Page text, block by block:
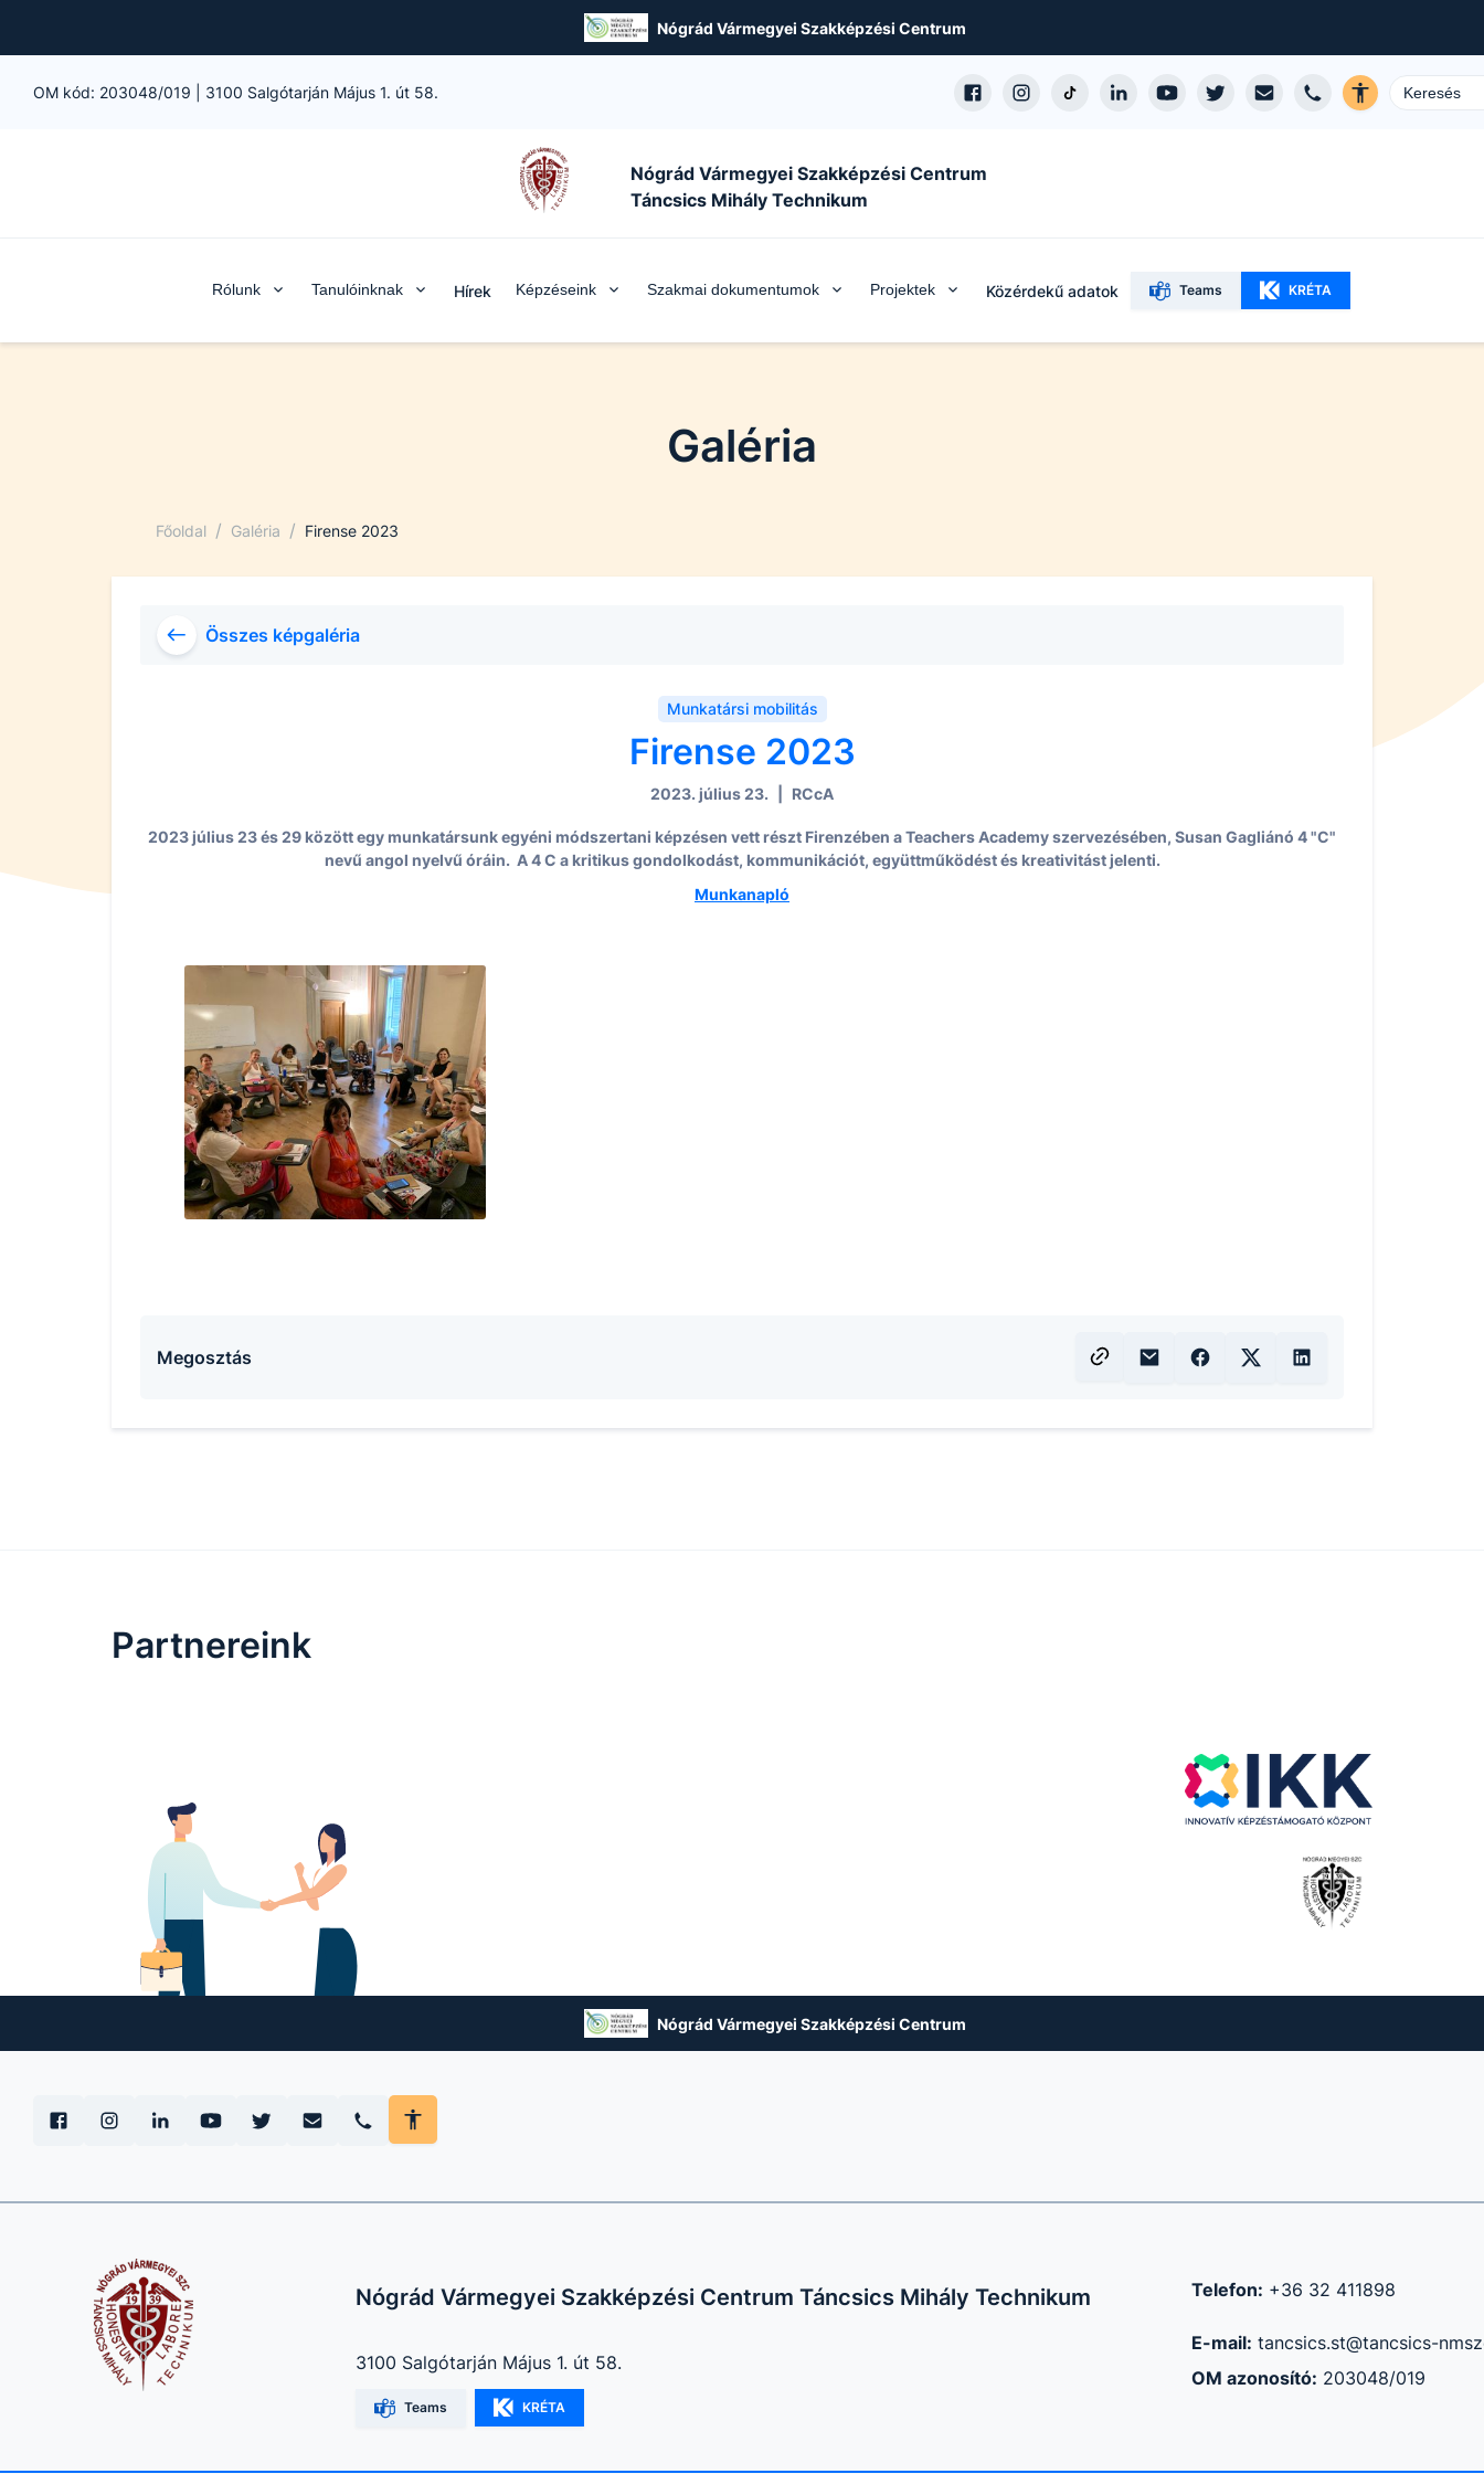
Nógrád Vármegyei Szakképzési Centrum
OM kód: 203048/019 3100 Salgótarján Május 1. út 58.
Nógrád Vármegyei Szakképzési Centrum
Táncsics Mihály Technikum
Rólunk Tanulóinknak Hírek Képzéseink Szakmai dokumentumok Projektek Közérdekű adatok Teams KRÉTA
Galéria
Főoldal / Galéria / Firense 2023
Összes képgaléria
Munkatársi mobilitás
Firense 2023
2023. július 23. RCcA
2023 július 23 és 29 között egy munkatársunk egyéni módszertani képzésen vett részt Firenzében a Teachers Academy szervezésében, Susan Gagliánó 4 "C"
nevű angol nyelvű óráin. A 4 C a kritikus gondolkodást, kommunikációt, együttműködést és kreativitást jelenti.
Munkanapló
Megosztás
Partnereink
Nógrád Vármegyei Szakképzési Centrum
Nógrád Vármegyei Szakképzési Centrum Táncsics Mihály Technikum
3100 Salgótarján Május 1. út 58.
Teams KRÉTA
Telefon: +36 32 411898
E-mail: tancsics.st@tancsics-
OM azonosító: 203048/019